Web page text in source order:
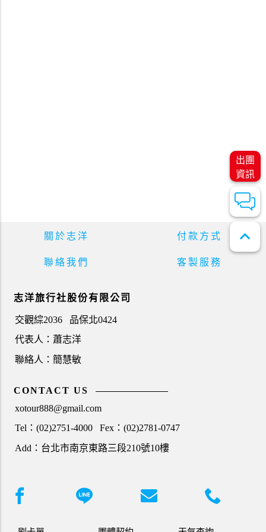
出團
資訊
expand_less
關於志洋 付款方式
聯絡我們 客製服務
志洋旅行社股份有限公司
交觀綜2036
品保北0424
代表人：蕭志洋
聯絡人：簡慧敏
CONTACT US
xotour888@gmail.com
Tel：(02)2751-4000
Fex：(02)2781-0747
Add：台北市南京東路三段210號10樓